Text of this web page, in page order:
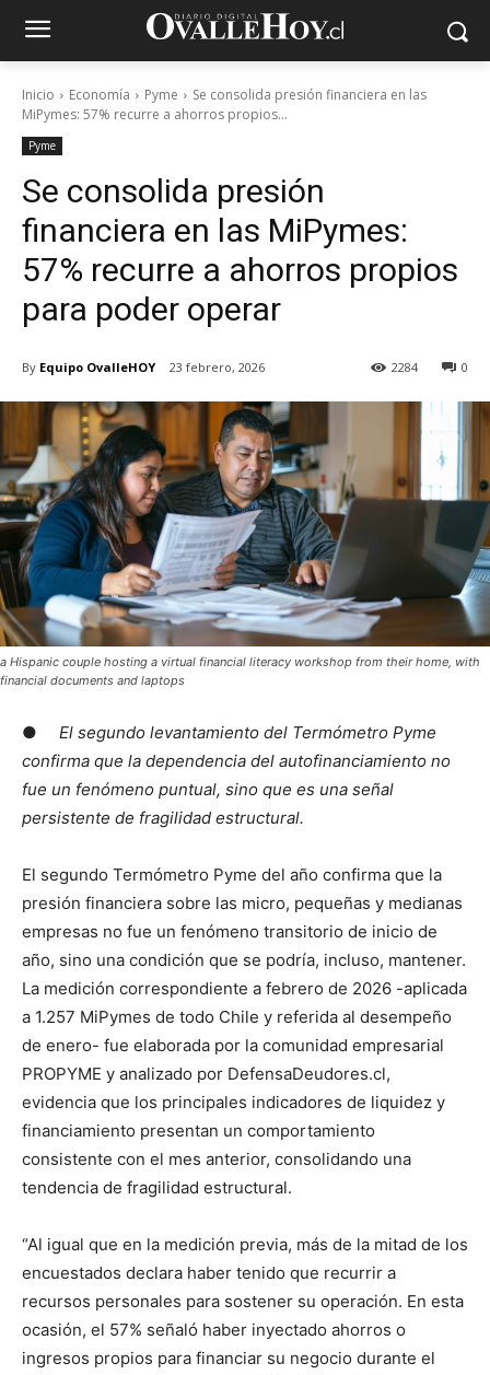
Inicio Economía Pyme
Se consolida presión financiera en las
MiPymes: 57% recurre a ahorros propios...
Pyme
Se consolida presión
financiera en las MiPymes:
57% recurre a ahorros propios
para poder operar
By Equipo OvalleHOY 23 febrero, 2026 0
2284
a Hispanic couple hosting a virtual financial literacy workshop from their home, with
financial documents and laptops
● El segundo levantamiento del Termómetro Pyme
confirma que la dependencia del autofinanciamiento no
fue un fenómeno puntual, sino que es una señal
persistente de fragilidad estructural.
El segundo Termómetro Pyme del año confirma que la
presión financiera sobre las micro, pequeñas y medianas
empresas no fue un fenómeno transitorio de inicio de
año, sino una condición que se podría, incluso, mantener.
La medición correspondiente a febrero de 2026 -aplicada
a 1.257 MiPymes de todo Chile y referida al desempeño
de enero- fue elaborada por la comunidad empresarial
PROPYME y analizado por DefensaDeudores.cl,
evidencia que los principales indicadores de liquidez y
financiamiento presentan un comportamiento
consistente con el mes anterior, consolidando una
tendencia de fragilidad estructural.
“Al igual que en la medición previa, más de la mitad de los
encuestados declara haber tenido que recurrir a
recursos personales para sostener su operación. En esta
ocasión, el 57% señaló haber inyectado ahorros o
ingresos propios para financiar su negocio durante el